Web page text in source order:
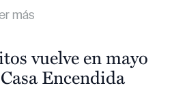
vuelve en mayo
Encendida